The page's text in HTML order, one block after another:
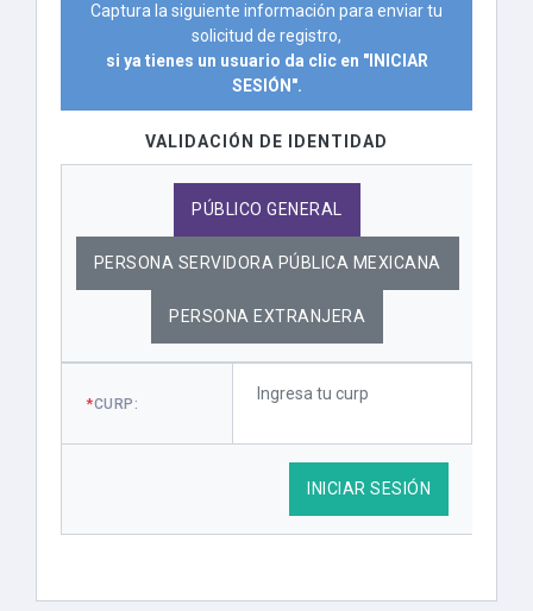
Captura la siguiente información para enviar tu
solicitud de registro,
si ya tienes un usuario da clic en "INICIAR
SESIÓN".
VALIDACIÓN DE IDENTIDAD
PÚBLICO GENERAL
PERSONA SERVIDORA PÚBLICA MEXICANA
PERSONA EXTRANJERA
*CURP:
INICIAR SESIÓN